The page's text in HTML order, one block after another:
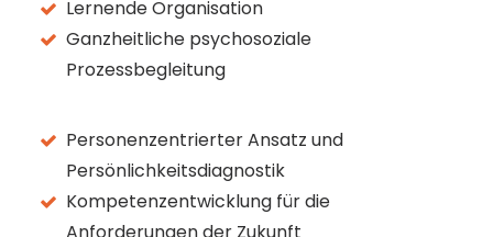
Lernende Organisation
Ganzheitliche psychosoziale
Prozessbegleitung
Personenzentrierter Ansatz und
Persönlichkeitsdiagnostik
Kompetenzentwicklung für die